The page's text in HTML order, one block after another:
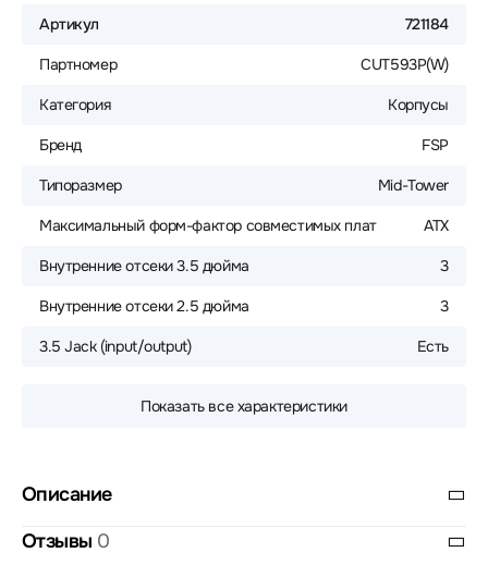
Артикул 721184
Партномер CUT593P(W)
Категория Корпусы
Бренд FSP
Типоразмер Mid-Tower
Максимальный форм-фактор совместимых плат ATX
Внутренние отсеки 3.5 дюйма 3
Внутренние отсеки 2.5 дюйма 3
3.5 Jack (input/output) Есть
Показать все характеристики
Описание
Отзывы 0